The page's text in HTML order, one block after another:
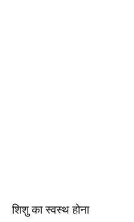
शिशु का स्वस्थ होना